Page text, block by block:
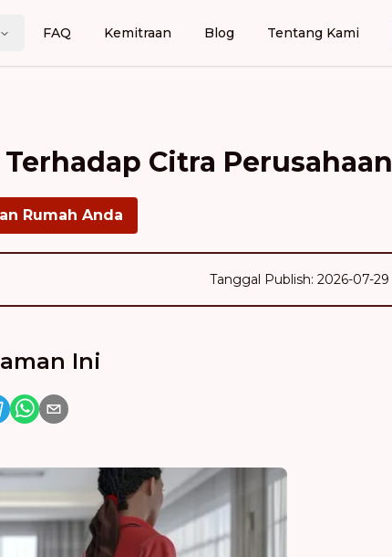
FAQ Kemitraan Blog Tentang Kami
Citra Perusahaan
Rumah Anda
Tanggal Publish: 2026-07-29
Ini